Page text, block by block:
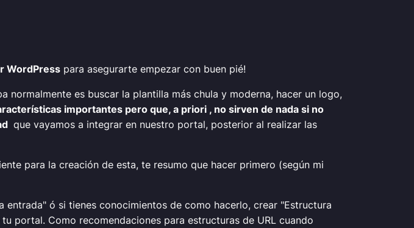
WordPress para asegurarte empezar con buen pié!
normalmente es buscar la plantilla más chula y moderna, hacer un logo,
importantes pero que, a priori , no sirven de nada si no
que vayamos a integrar en nuestro portal, posterior al realizar las
para la creación de esta, te resumo que hacer primero (según mi
entrada" ó si tienes conocimientos de como hacerlo, crear "Estructura
portal. Como recomendaciones para estructuras de URL cuando